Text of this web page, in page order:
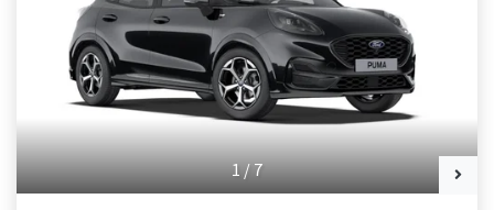
1/7